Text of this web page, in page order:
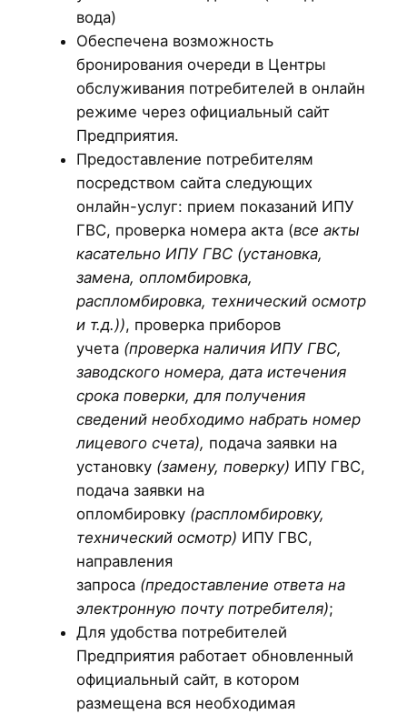
вода)
Обеспечена возможность
бронирования очереди в Центры
обслуживания потребителей в онлайн
режиме через официальный сайт
Предприятия.
Предоставление потребителям
посредством сайта следующих
онлайн-услуг: прием показаний ИПУ
ГВС, проверка номера акта (все акты
касательно ИПУ ГВС (установка,
замена, опломбировка,
распломбировка, технический осмотр
и т.д.)), проверка приборов
учета (проверка наличия ИПУ ГВС,
заводского номера, дата истечения
срока поверки, для получения
сведений необходимо набрать номер
лицевого счета), подача заявки на
установку (замену, поверку) ИПУ ГВС,
подача заявки на
опломбировку(распломбировку,
технический осмотр) ИПУ ГВС,
направления
запроса(предоставление ответа на
электронную почту потребителя);
Для удобства потребителей
Предприятия работает обновленный
официальный сайт, в котором
размещена вся необходимая